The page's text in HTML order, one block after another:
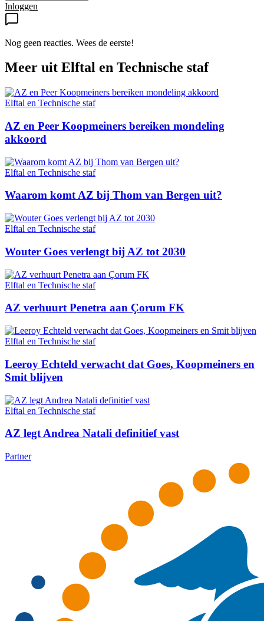
Inloggen
Nog geen reacties. Wees de eerste!
Meer uit Elftal en Technische staf
Elftal en Technische staf
AZ en Peer Koopmeiners bereiken mondeling
akkoord
Elftal en Technische staf
Waarom komt AZ bij Thom van Bergen uit?
Elftal en Technische staf
Wouter Goes verlengt bij AZ tot 2030
Elftal en Technische staf
AZ verhuurt Penetra aan Çorum FK
Elftal en Technische staf
Leeroy Echteld verwacht dat Goes, Koopmeiners en
Smit blijven
Elftal en Technische staf
AZ legt Andrea Natali definitief vast
Partner